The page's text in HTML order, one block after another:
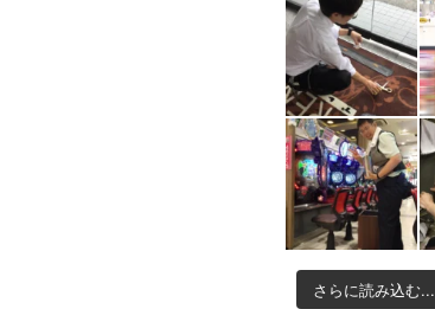
さらに読み込む...